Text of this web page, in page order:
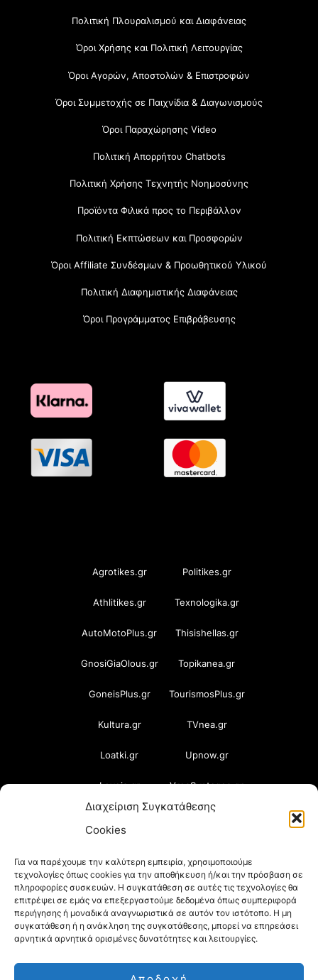
Διαχείριση Συγκατάθεσης
Cookies
Για να παρέχουμε την καλύτερη εμπειρία, χρησιμοποιούμε
τεχνολογίες όπως cookies για την αποθήκευση ή/και την πρόσβαση σε
πληροφορίες συσκευών. Η συγκατάθεση σε αυτές τις τεχνολογίες θα
επιτρέψει σε εμάς να επεξεργαστούμε δεδομένα όπως συμπεριφορά
περιήγησης ή μοναδικά αναγνωριστικά σε αυτόν τον ιστότοπο. Η μη
συγκατάθεση ή η ανάκληση της συγκατάθεσης, μπορεί να επηρεάσει
αρνητικά αρνητικά ορισμένες δυνατότητες και λειτουργίες.
Πολιτική Πλουραλισμού και Διαφάνειας
Όροι Χρήσης και Πολιτική Λειτουργίας
Όροι Αγορών, Αποστολών & Επιστροφών
Όροι Συμμετοχής σε Παιχνίδια & Διαγωνισμούς
Όροι Παραχώρησης Video
Πολιτική Απορρήτου Chatbots
Πολιτική Χρήσης Τεχνητής Νοημοσύνης
Προϊόντα Φιλικά προς το Περιβάλλον
Πολιτική Εκπτώσεων και Προσφορών
Όροι Affiliate Συνδέσμων & Προωθητικού Υλικού
Πολιτική Διαφημιστικής Διαφάνειας
Όροι Προγράμματος Επιβράβευσης
Agrotikes.gr Politikes.gr
Athlitikes.gr Texnologika.gr
AutoMotoPlus.gr Thisishellas.gr
GnosiGiaOlous.gr Topikanea.gr
GoneisPlus.gr TourismosPlus.gr
Kultura.gr TVnea.gr
Loatki.gr Upnow.gr
Loveis.gr VresSyntages.gr
ModernaGynaika.gr Xristianika.gr
Oikotropia.gr ZoumeSpiti.gr
Perepet.gr
Orama Group (Orama Group Μ.Ι.Κ.Ε.) |